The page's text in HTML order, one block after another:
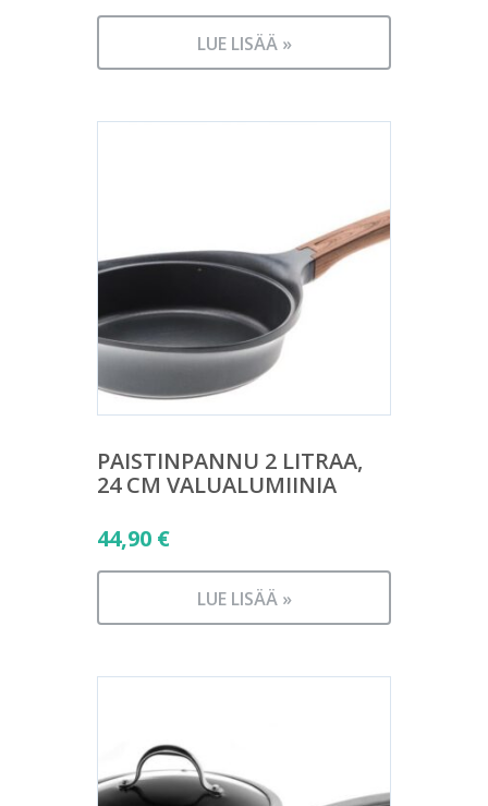
LUE LISÄÄ »
PAISTINPANNU 2 LITRAA,
24 CM VALUALUMIINIA
44,90 €
LUE LISÄÄ »